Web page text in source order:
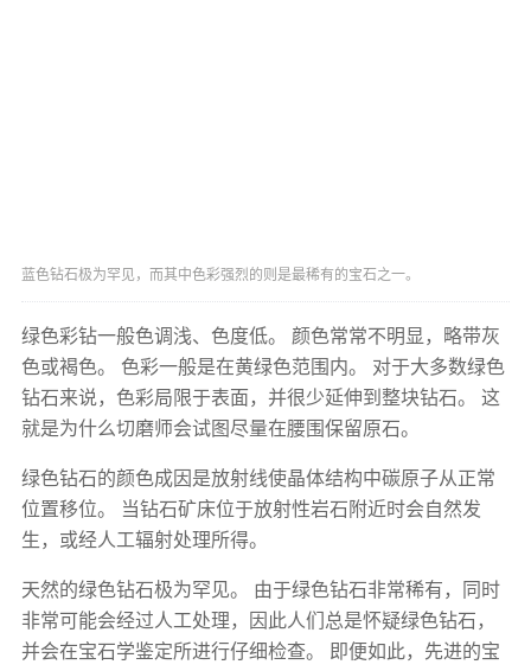
蓝色钻石极为罕见，而其中色彩强烈的则是最稀有的宝石之一。
绿色彩钻一般色调浅、色度低。 颜色常常不明显，略带灰
色或褐色。 色彩一般是在黄绿色范围内。 对于大多数绿色
钻石来说，色彩局限于表面，并很少延伸到整块钻石。 这
就是为什么切磨师会试图尽量在腰围保留原石。
绿色钻石的颜色成因是放射线使晶体结构中碳原子从正常
位置移位。 当钻石矿床位于放射性岩石附近时会自然发
生，或经人工辐射处理所得。
天然的绿色钻石极为罕见。 由于绿色钻石非常稀有，同时
非常可能会经过人工处理，因此人们总是怀疑绿色钻石，
并会在宝石学鉴定所进行仔细检查。 即便如此，先进的宝